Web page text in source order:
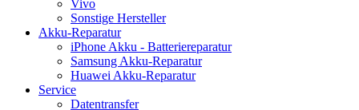
Vivo
Sonstige Hersteller
Akku-Reparatur
iPhone Akku - Batteriereparatur
Samsung Akku-Reparatur
Huawei Akku-Reparatur
Service
Datentransfer